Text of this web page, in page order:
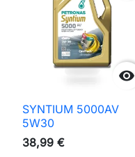

SYNTIUM 5000AV
5W30
38,99 €